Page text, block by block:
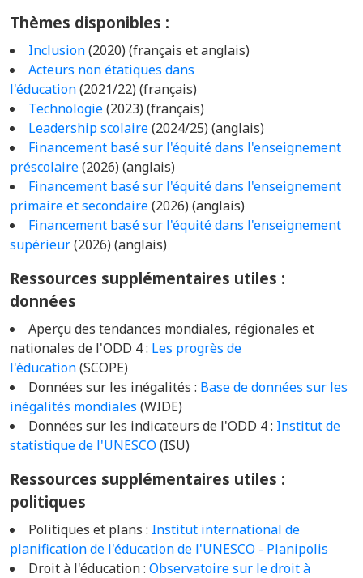
Thèmes disponibles :
Inclusion(2020) (français et anglais)
Acteurs non étatiques dans
l'éducation(2021/22) (français)
Technologie(2023) (français)
Leadership scolaire(2024/25) (anglais)
Financement basé sur l'équité dans l'enseignement
préscolaire(2026) (anglais)
Financement basé sur l'équité dans l'enseignement
primaire et secondaire(2026) (anglais)
Financement basé sur l'équité dans l'enseignement
supérieur(2026) (anglais)
Ressources supplémentaires utiles :
données
Aperçu des tendances mondiales, régionales et
nationales de l'ODD 4 : Les progrès de
l'éducation(SCOPE)
Données sur les inégalités : Base de données sur les
inégalités mondiales (WIDE)
Données sur les indicateurs de l'ODD 4 : Institut de
statistique de l'UNESCO (ISU)
Ressources supplémentaires utiles :
politiques
Politiques et plans : Institut international de
planification de l'éducation de l'UNESCO - Planipolis
Droit à l'éducation : Observatoire sur le droit à